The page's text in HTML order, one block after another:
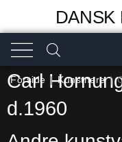
DANSK
Forside |Kunstnere|
Carl
d.1960